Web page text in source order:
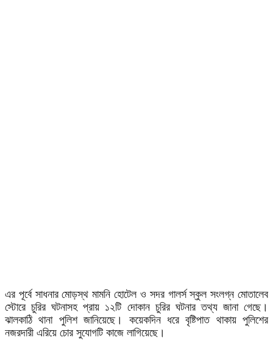
এর পূর্বে সাধনার মোড়স্থ মামনি হোটেল ও সদর গালর্স স্কুল সংলগ্ন মোতালেব
স্টোরে চুরির ঘটনাসহ প্রায় ১২টি দোকান চুরির ঘটনার তথ্য জানা গেছে।
ঝালকাঠি থানা পুলিশ জানিয়েছে। কয়েকদিন ধরে বৃষ্টিপাত থাকায় পুলিশের
নজরদারী এরিয়ে চোর সুযোগটি কাজে লাগিয়েছে।